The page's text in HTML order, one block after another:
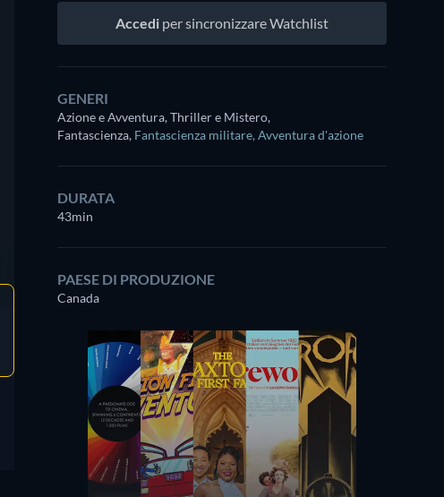
Accedi per sincronizzare Watchlist
GENERI
Azione e Avventura, Thriller e Mistero,
Fantascienza, Fantascienza militare, Avventura d'azione
DURATA
43min
PAESE DI PRODUZIONE
Canada